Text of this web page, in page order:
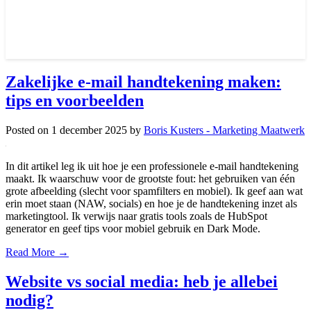
Zakelijke e-mail handtekening maken:
tips en voorbeelden
Posted on 1 december 2025 by Boris Kusters - Marketing Maatwerk
In dit artikel leg ik uit hoe je een professionele e-mail handtekening
maakt. Ik waarschuw voor de grootste fout: het gebruiken van één
grote afbeelding (slecht voor spamfilters en mobiel). Ik geef aan wat
erin moet staan (NAW, socials) en hoe je de handtekening inzet als
marketingtool. Ik verwijs naar gratis tools zoals de HubSpot
generator en geef tips voor mobiel gebruik en Dark Mode.
Read More →
Website vs social media: heb je allebei
nodig?